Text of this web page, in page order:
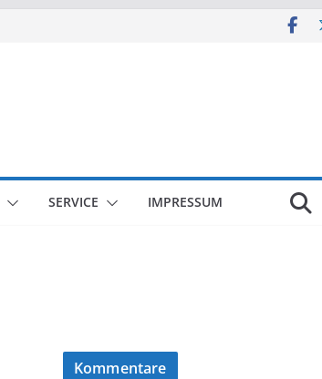
SERVICE IMPRESSUM
Kommentare